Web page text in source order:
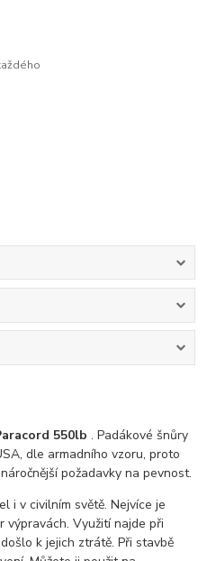
550lb. Padákové šnůry
dle armadního vzoru, proto
požadavky na pevnost.
i v civilním světě. Nejvíce je
výpravách. Využití najde při
k jejich ztrátě. Při stavbě